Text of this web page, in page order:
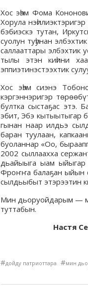
Хос эһэм Фома
Хорула
бэбиэскэ тутан,
суолун туһунан
саллааттары элбэхтик
тылы этэн киһини
эппиэтинэстээхтик
Хос эһэм сиэнэ
кэргэннэригэр
бултка сыстаҕас этэ.
эбит, Эбэ кытыытыгар
гынан наар илдьэ
баран туулаан,
буоланнар «Оо,
2002 сыллаахха
дьайыыга ыам ыйыгар
Фроҥҥа балаҕан ыйын
сылдьыбыт этэрээтин
Мин дьоруойдарым —
туттабын.
Настя
#дойду патриоттара #мин